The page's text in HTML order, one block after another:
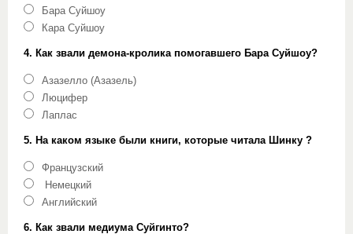
Бара Суйшоу
Кара Суйшоу
4. Как звали демона-кролика помогавшего Бара Суйшоу?
Азазелло (Азазель)
Люцифер
Лаплас
5. На каком языке были книги, которые читала Шинку ?
Французский
Немецкий
Английский
6. Как звали медиума Суйгинто?